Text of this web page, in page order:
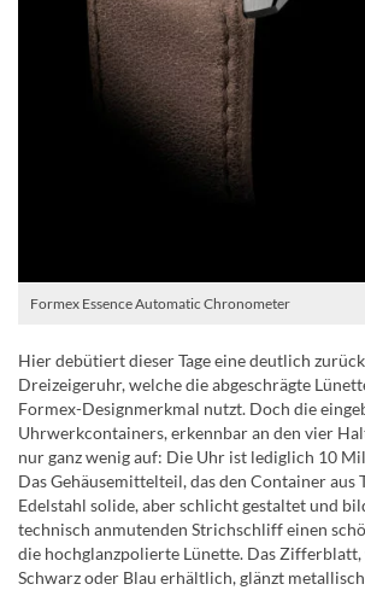
Formex Essence Automatic Chronometer
Hier debütiert dieser Tage eine deutlich
Dreizeigeruhr, welche die abgeschrägte
Formex-Designmerkmal nutzt. Doch die
Uhrwerkcontainers, erkennbar an den vier
nur ganz wenig auf: Die Uhr ist lediglich 10
Das Gehäusemittelteil, das den Container aus
Edelstahl solide, aber schlicht gestaltet und
technisch anmutenden Strichschliff einen
die hochglanzpolierte Lünette. Das Zifferblatt,
Schwarz oder Blau erhältlich, glänzt